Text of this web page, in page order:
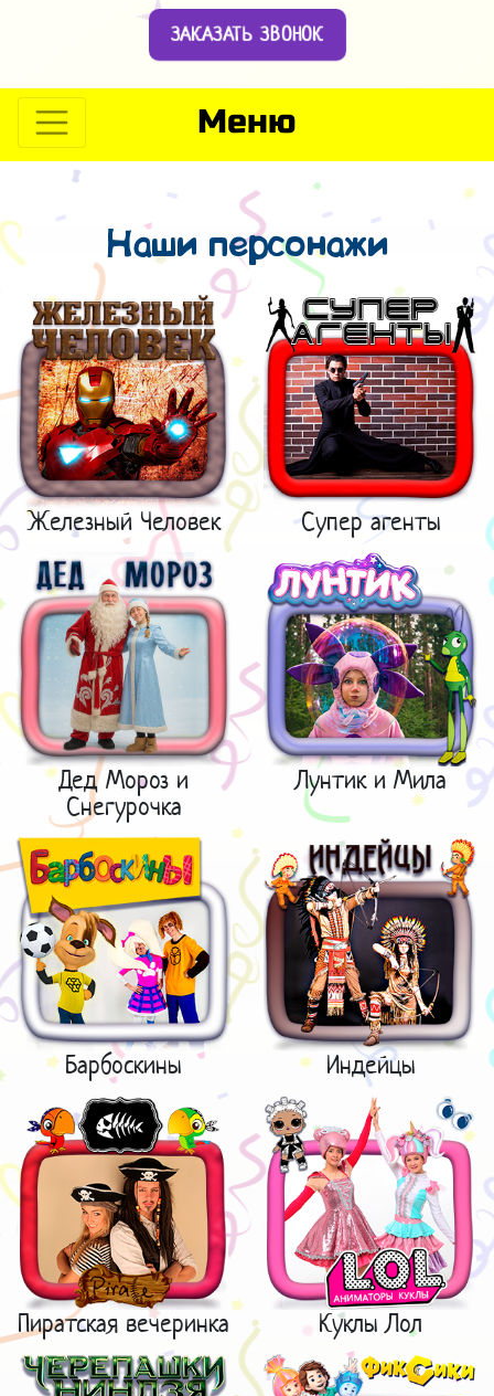
ЗАКАЗАТЬ ЗВОНОК
Меню
Наши персонажи
Железный Человек Супер агенты
Дед Мороз и
Снегурочка
Лунтик и Мила
Барбоскины Индейцы
Пиратская вечеринка Куклы Лол